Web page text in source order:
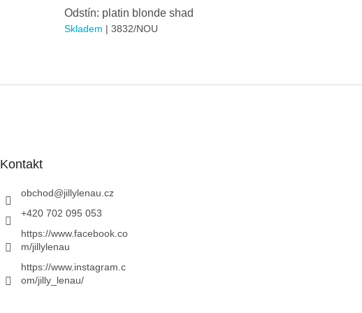
Odstín: platin blonde shad
Skladem | 3832/NOU
Kontakt
obchod@jillylenau.cz
+420 702 095 053
https://www.facebook.co
m/jillylenau
https://www.instagram.c
om/jilly_lenau/